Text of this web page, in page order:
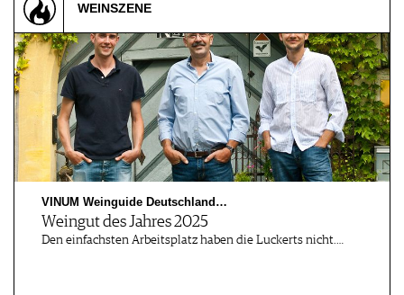
WEINSZENE
VINUM Weinguide Deutschland…
Weingut des Jahres 2025
Den einfachsten Arbeitsplatz haben die Luckerts nicht.…